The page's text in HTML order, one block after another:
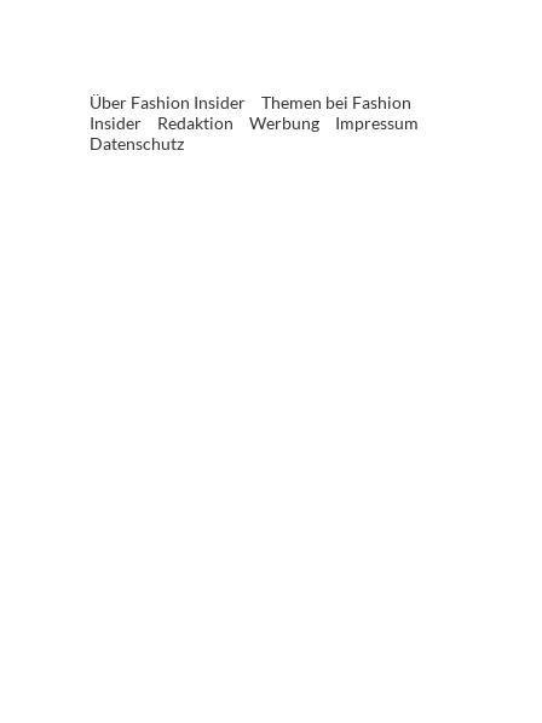
Über Fashion Insider
Themen bei Fashion
Insider
Redaktion Werbung
Impressum
Datenschutz